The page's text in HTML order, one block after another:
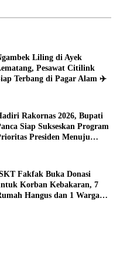
Liling di Ayek
Pesawat Citilink
Terbang di Pagar Alam ✈️
Rakornas 2026, Bupati
Siap Sukseskan Program
Presiden Menuju
Fakfak Buka Donasi
Korban Kebakaran, 7
Hangus dan 1 Warga